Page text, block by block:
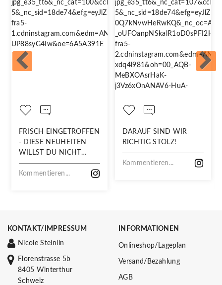
FRISCH EINGETROFFEN
- DIESE NEUHEITEN
WILLST DU NICHT
VERPASSEN!
Kommentieren...
DARAUF SIND WIR
RICHTIG STOLZ!
Kommentieren...
KONTAKT/IMPRESSUM
Nicole Steinlin
Florenstrasse 5b
8405 Winterthur
Schweiz
INFORMATIONEN
Onlineshop/Lageplan
Versand/Bezahlung
AGB